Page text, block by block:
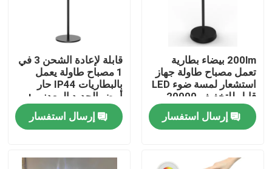
200lm بيضاء بطارية
تعمل مصباح طاولة جهاز
استشعار لمسة ضوء LED
قابل للتخفيف 20000
ساعة عمر البطارية
إرسال استفسار
قابلة لإعادة الشحن 3 في
1 مصباح طاولة يعمل
بالبطاريات IP44 حار
أبيض الحديد المعدني +
ABS 150lm
إرسال استفسار